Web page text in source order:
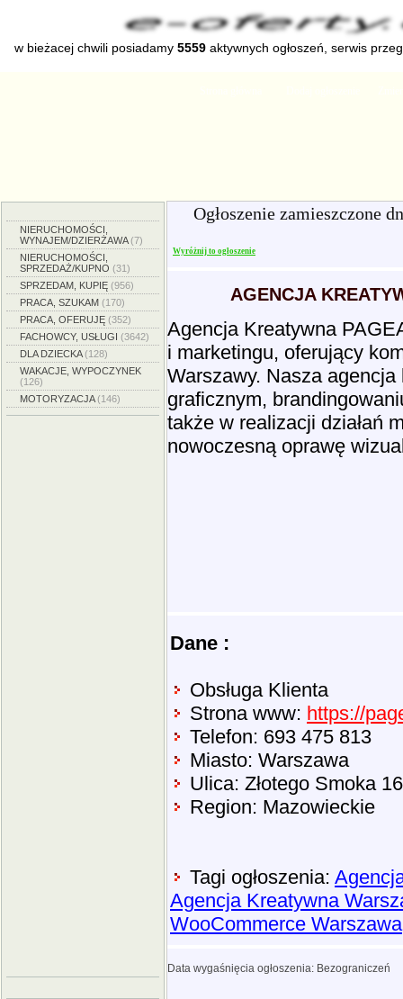
w bieżacej chwili posiadamy 5559 aktywnych ogłoszeń, serwis
NIERUCHOMOŚCI,
WYNAJEM/DZIERŻAWA(7)
NIERUCHOMOŚCI,
SPRZEDAŻ/KUPNO (31)
SPRZEDAM, KUPIĘ (956)
PRACA, SZUKAM (170)
PRACA, OFERUJĘ (352)
FACHOWCY, USŁUGI (3642)
DLA DZIECKA(128)
WAKACJE, WYPOCZYNEK
(126)
MOTORYZACJA(146)
Ogłoszenie zamieszczone
Wyróżnij to ogłoszenie
AGENCJA
Agencja Kreatywna
i marketingu, oferujący
Warszawy. Nasza
graficznym,
także w realizacji działań
nowoczesną oprawę
Dane :
Obsługa Klienta
Strona www: https://
Telefon: 693 475 813
Miasto: Warszawa
Ulica: Złotego Smoka 16
Region: Mazowieckie
Tagi ogłoszenia:
Agencja Kreatywna
WooCommerce Warszawa
Data wygaśnięcia ogłoszenia: Bezograniczeń